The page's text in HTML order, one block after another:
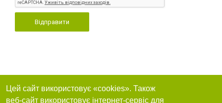
Відправити
Цей сайт використовує «cookies». Також
веб-сайт використовує інтернет-сервіс для